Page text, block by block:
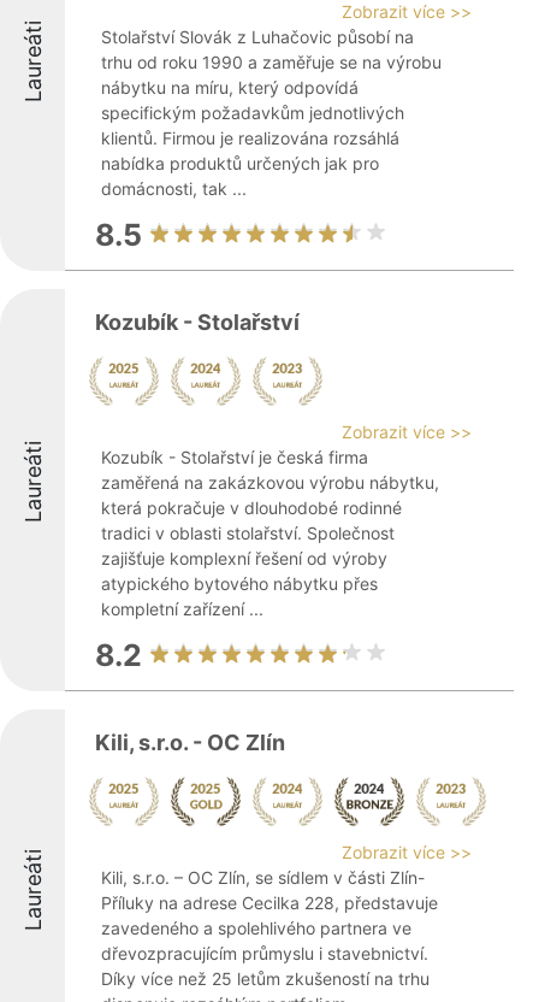
Laureáti
Zobrazit více >>
Stolařství Slovák z Luhačovic působí na
trhu od roku 1990 a zaměřuje se na výrobu
nábytku na míru, který odpovídá
specifickým požadavkům jednotlivých
klientů. Firmou je realizována rozsáhlá
nabídka produktů určených jak pro
domácnosti, tak ...
8.5
Laureáti
Kozubík - Stolařství
Zobrazit více >>
Kozubík - Stolařství je česká firma
zaměřená na zakázkovou výrobu nábytku,
která pokračuje v dlouhodobé rodinné
tradici v oblasti stolařství. Společnost
zajišťuje komplexní řešení od výroby
atypického bytového nábytku přes
kompletní zařízení ...
8.2
Laureáti
Kili, s.r.o. - OC Zlín
Zobrazit více >>
Kili, s.r.o. – OC Zlín, se sídlem v části Zlín-
Příluky na adrese Cecilka 228, představuje
zavedeného a spolehlivého partnera ve
dřevozpracujícím průmyslu i stavebnictví.
Díky více než 25 letům zkušeností na trhu